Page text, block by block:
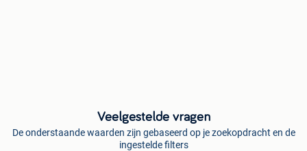
Veelgestelde vragen
De onderstaande waarden zijn gebaseerd op je zoekopdracht en de
ingestelde filters